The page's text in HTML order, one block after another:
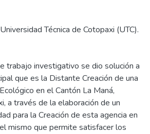
Técnica de Cotopaxi (UTC).
trabajo investigativo se dio solución a
que es la Distante Creación de una
en el Cantón La Maná,
a través de la elaboración de un
para la Creación de esta agencia en
mismo que permite satisfacer los